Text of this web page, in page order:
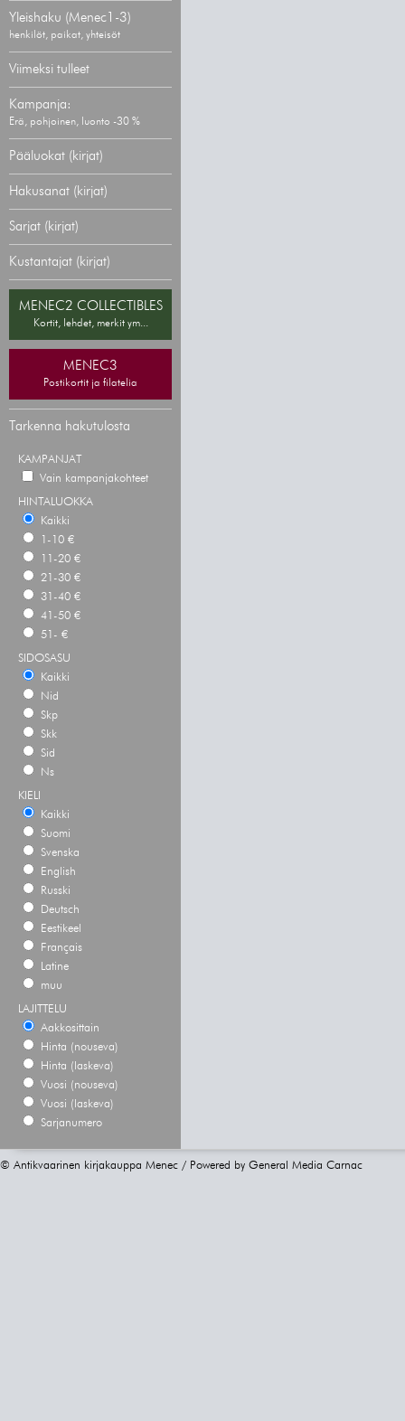
Yleishaku (Menec1-3)
henkilöt, paikat, yhteisöt
Viimeksi tulleet
Kampanja:
Erä, pohjoinen, luonto -30 %
Pääluokat (kirjat)
Hakusanat (kirjat)
Sarjat (kirjat)
Kustantajat (kirjat)
MENEC2 COLLECTIBLES
Kortit, lehdet, merkit ym...
MENEC3
Postikortit ja filatelia
Tarkenna hakutulosta
KAMPANJAT
Vain kampanjakohteet
HINTALUOKKA
Kaikki
1-10 €
11-20 €
21-30 €
31-40 €
41-50 €
51- €
SIDOSASU
Kaikki
Nid
Skp
Skk
Sid
Ns
KIELI
Kaikki
Suomi
Svenska
English
Russki
Deutsch
Eestikeel
Français
Latine
muu
LAJITTELU
Aakkosittain
Hinta (nouseva)
Hinta (laskeva)
Vuosi (nouseva)
Vuosi (laskeva)
Sarjanumero
© Antikvaarinen kirjakauppa Menec / Powered by General Media Carnac